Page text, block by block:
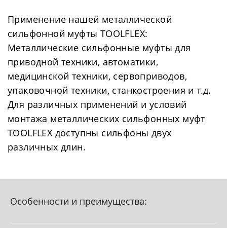
Применение нашей металлической
сильфонной муфты TOOLFLEX:
Металлические сильфонные муфты для
приводной техники, автоматики,
медицинской техники, сервоприводов,
упаковочной техники, станкостроения и т.д.
Для различных применений и условий
монтажа металлических сильфонных муфт
TOOLFLEX доступны сильфоны двух
различных длин.
Особенности и преимущества: